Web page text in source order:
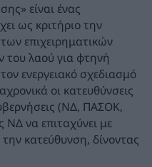
είναι ένας
ως κριτήριο την
επιχειρηματικών
λαού για φτηνή
ενεργειακό σχεδιασμό
οι κατευθύνσεις
(ΝΔ, ΠΑΣΟΚ,
ΝΔ να επιταχύνει με
κατεύθυνση, δίνοντας